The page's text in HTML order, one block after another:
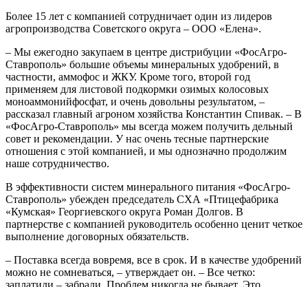
Более 15 лет с компанией сотрудничает один из лидеров
агропроизводства Советского округа – ООО «Елена».
– Мы ежегодно закупаем в центре дистрибуции «ФосАгро-
Ставрополь» большие объемы минеральных удобрений, в
частности, аммофос и ЖКУ. Кроме того, второй год
применяем для листовой подкормки озимых колосовых
моноаммонийфосфат, и очень довольны результатом, –
рассказал главный агроном хозяйства Константин Спивак. – В
«ФосАгро-Ставрополь» мы всегда можем получить дельный
совет и рекомендации. У нас очень тесные партнерские
отношения с этой компанией, и мы однозначно продолжим
наше сотрудничество.
В эффективности систем минерального питания «ФосАгро-
Ставрополь» убежден председатель СХА «Птицефабрика
«Кумская» Георгиевского округа Роман Долгов. В
партнерстве с компанией руководитель особенно ценит четкое
выполнение договорных обязательств.
– Поставка всегда вовремя, все в срок. И в качестве удобрений
можно не сомневаться, – утверждает он. – Все четко: